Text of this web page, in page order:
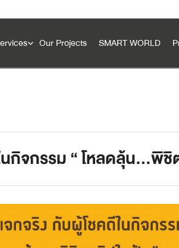
Innovation
Our Projects SMART WORLD
กิจกรรม “ โหลดลุ้น…พิ